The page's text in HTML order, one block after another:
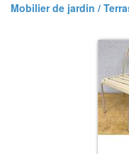
Mobilier de jardin /